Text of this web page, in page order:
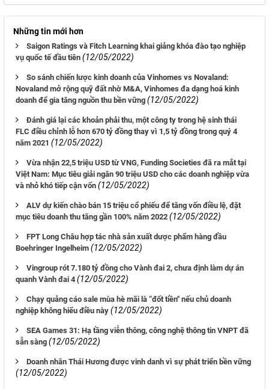
Những tin mới hơn
Saigon Ratings và Fitch Learning khai giảng khóa đào tạo nghiệp
vụ quốc tế đầu tiên (12/05/2022)
So sánh chiến lược kinh doanh của Vinhomes vs Novaland:
Novaland mở rộng quỹ đất nhờ M&A, Vinhomes đa dạng hoá kinh
doanh để gia tăng nguồn thu bền vững (12/05/2022)
Đánh giá lại các khoản phải thu, một công ty trong hệ sinh thái
FLC điều chỉnh lỗ hơn 670 tỷ đồng thay vì 1,5 tỷ đồng trong quý 4
năm 2021 (12/05/2022)
Vừa nhận 22,5 triệu USD từ VNG, Funding Societies đã ra mắt tại
Việt Nam: Mục tiêu giải ngân 90 triệu USD cho các doanh nghiệp vừa
và nhỏ khó tiếp cận vốn (12/05/2022)
ALV dự kiến chào bán 15 triệu cổ phiếu để tăng vốn điều lệ, đặt
mục tiêu doanh thu tăng gần 100% năm 2022 (12/05/2022)
FPT Long Châu hợp tác nhà sản xuất dược phẩm hàng đầu
Boehringer Ingelheim (12/05/2022)
Vingroup rót 7.180 tỷ đồng cho Vành đai 2, chưa định làm dự án
quanh Vành đai 4 (12/05/2022)
Chạy quảng cáo sale mùa hè mãi là “đốt tiền" nếu chủ doanh
nghiệp không hiểu điều này (12/05/2022)
SEA Games 31: Hạ tầng viễn thông, công nghệ thông tin VNPT đã
sẵn sàng (12/05/2022)
Doanh nhân Thái Hương được vinh danh vì sự phát triển bền vững
(12/05/2022)